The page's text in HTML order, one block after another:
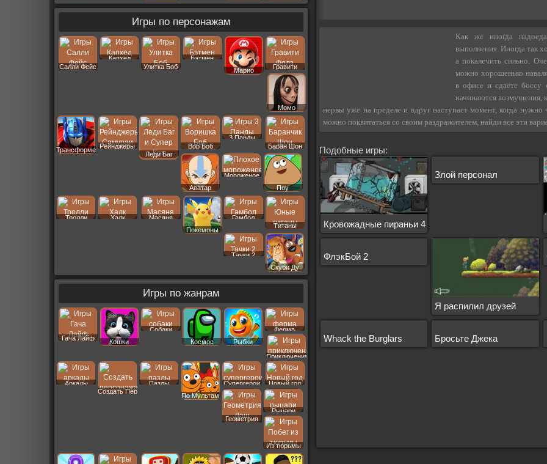
Как же иногда
выполнения. Иногда так
а покалечить сильно.
можно хорошенько
в офисе и сдаете боссу
начинаются возмущения,
нервы уже на пределе и вдруг наступает момент, когда
можно поквитаться со своим раздражителем, найди все эти
Подобные игры:
Кровожадные пираньи 4
Злой персонал
ФлэкБой 2
Я распилил друзей
Whack the Burglars Бросьте Джека
Игры по персонажам
Салли Фейс
Капхед
Улитка Боб
Бэтмен
Марио
Гравити
Фолз
Момо
Трансформеры
Рейнджеры
Леди Баг
Вор Боб
3 Панды
Баран Шон
Аватар
Мороженое
Поу
Тролли Халк
Масяня
Покемоны
Гамбол
Титаны
Тачки 2
Скуби Ду
Игры по жанрам
Гача Лайф
Кошки
Собаки
Космос
Рыбки
Ферма
Приключения
Аркады
Создать Пер
Пазлы
По Мультам
Супергерои Новый год
Геометрия
Рыцари
Из тюрьмы